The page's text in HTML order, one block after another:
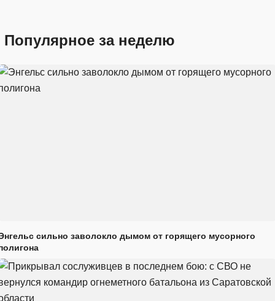
Популярное за неделю
сильно заволокло дымом от горящего мусорного